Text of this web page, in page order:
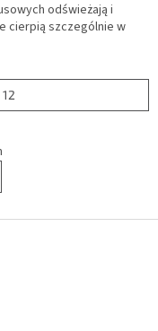
odświeżają i
cierpią szczególnie w